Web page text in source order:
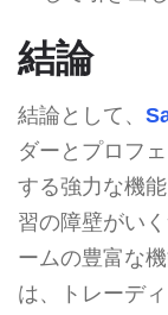
結論
結論として、
ダーとプロフ
する強力な機
習の障壁がい
ームの豊富な
は、トレーデ